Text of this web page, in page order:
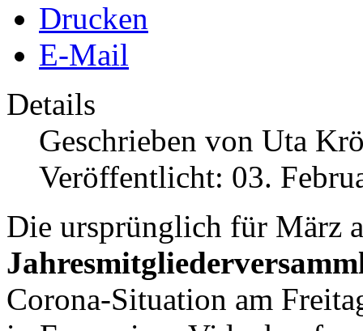
Drucken
E-Mail
Details
Geschrieben von Uta
Veröffentlicht: 03.
Die ursprünglich für März
Corona-Situation am